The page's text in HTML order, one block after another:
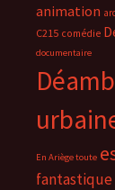
animation
C215 comédie
documentaire
En Ariège toute
fantastique